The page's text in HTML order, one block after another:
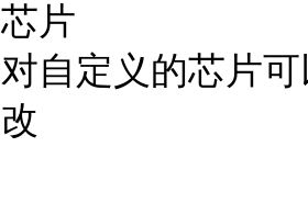
芯片
对自定义的芯片
改